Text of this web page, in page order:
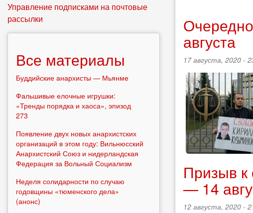
августа
17 августа, 2020 -
Призыв к
— 14
12 августа, 2020 -
Управление подписками на почтовые
рассылки
Все материалы
Буддийские анархисты — Мьянме
Фальшивые елочные игрушки:
«Тренды порядка и хаоса», эпизод
273
Появление двух новых анархистских
организаций в этом году: Вильнюсский
Анархистский Союз и нидерландская
Федерация за Вольный Социализм
Неделя солидарности по случаю
годовщины «тюменского дела»
(анонс)